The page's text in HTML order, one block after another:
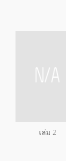
เล่ม 2